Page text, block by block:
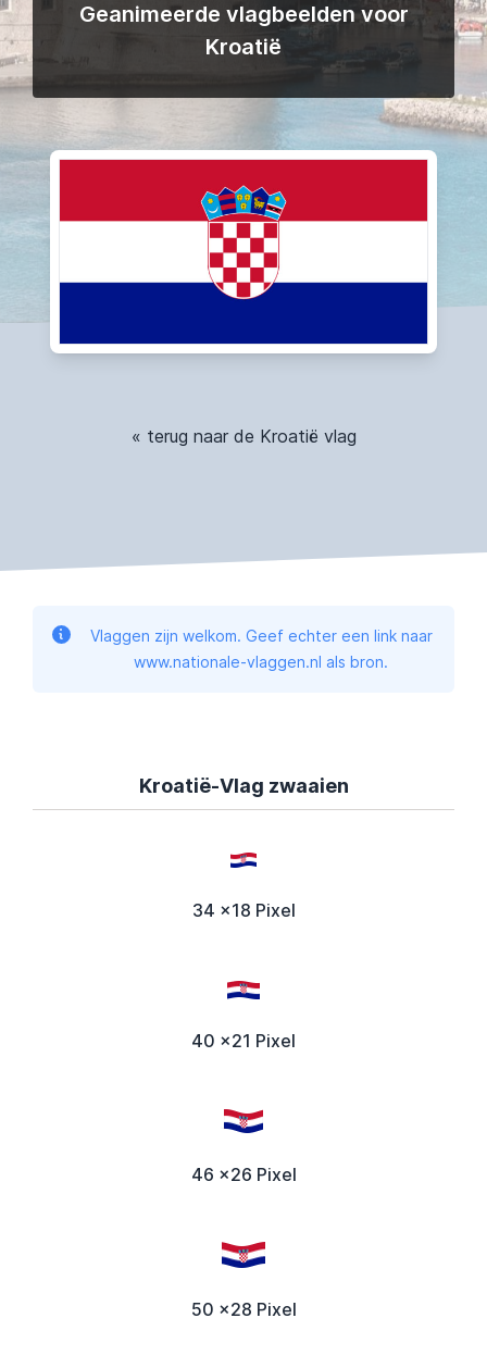
Geanimeerde vlagbeelden voor
Kroatië
« terug naar de Kroatië vlag
Vlaggen zijn welkom. Geef echter een link naar
www.nationale-vlaggen.nl als bron.
Kroatië-Vlag zwaaien
34 x18 Pixel
40 x21 Pixel
46 x26 Pixel
50 x28 Pixel